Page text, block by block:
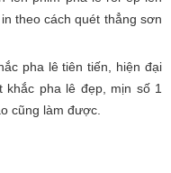
theo cách quét thẳng sơn
pha lê tiên tiến, hiện đại
pha lê đẹp, mịn số 1
cũng làm được.